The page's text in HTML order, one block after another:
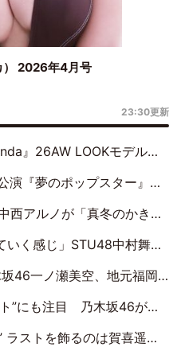
） 2026年4月号
23:30更新
26AW LOOKモデルに就任
スター』 初日から全身全霊のステージ
らす！ 因縁の裏にあるのは、逆境をともに“凌”ぐ似た者同士の絆
中村舞、新しい挑戦は自らの手で
福岡『めんべい25周年トップサポーター』に就任
46が挑んだ書道パフォーマンスの舞台裏
りの登場に「5年分大人になった私を見ていただけたら」